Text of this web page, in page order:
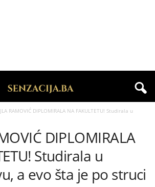
RAMOVIĆ DIPLOMIRALA NA FAKULTETU! Studirala u
DIPLOMIRALA
Studirala u
a evo šta je po struci